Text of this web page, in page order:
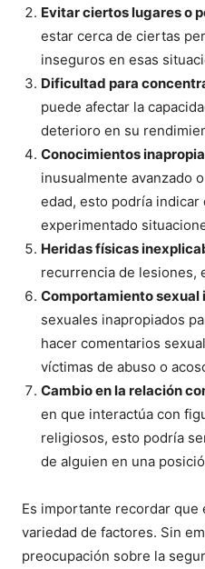
Evitar ciertos lugares o
estar cerca de ciertas
inseguros en esas
Dificultad para
puede afectar la
deterioro en su
Conocimientos
inusualmente avanzado
edad, esto podría indicar
experimentado
Heridas físicas
recurrencia de lesiones,
Comportamiento sexual
sexuales inapropiados
hacer comentarios
víctimas de abuso o
Cambio en la relación
en que interactúa con
religiosos, esto podría
de alguien en una
Es importante recordar
variedad de factores. Sin
preocupación sobre la